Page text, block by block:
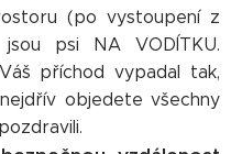
(po vystoupení z
psi NA VODÍTKU.
příchod vypadal tak,
objedete všechny